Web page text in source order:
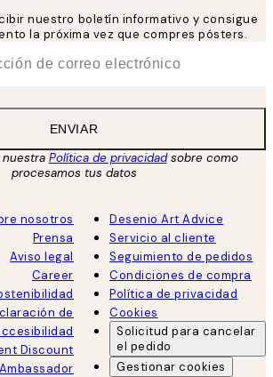
nuestro boletín informativo y consigue
la próxima vez que compres pósters.
ENVIAR
Política de privacidadsobre como
procesamos tus datos
nosotros
Prensa
Aviso legal
Career
de
Discount
Desenio Art Advice
Servicio al cliente
Seguimiento de pedidos
Condiciones de compra
Política de privacidad
Cookies
Solicitud para cancelar
el pedido
Gestionar cookies